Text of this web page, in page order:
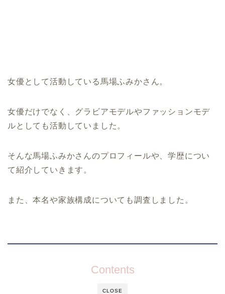
女優として活動している馬場ふみかさん。
女優だけでなく、グラビアモデルやファッションモデ
ルとしても活動していました。
そんな馬場ふみかさんのプロフィールや、学歴につい
て紹介していきます。
また、本名や家族構成についても調査しました。
CLOSE
Contents